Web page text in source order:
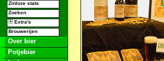
Zinloze stats
Zoeken
Extra's
Brouwerijen
Over bier
Potjebier